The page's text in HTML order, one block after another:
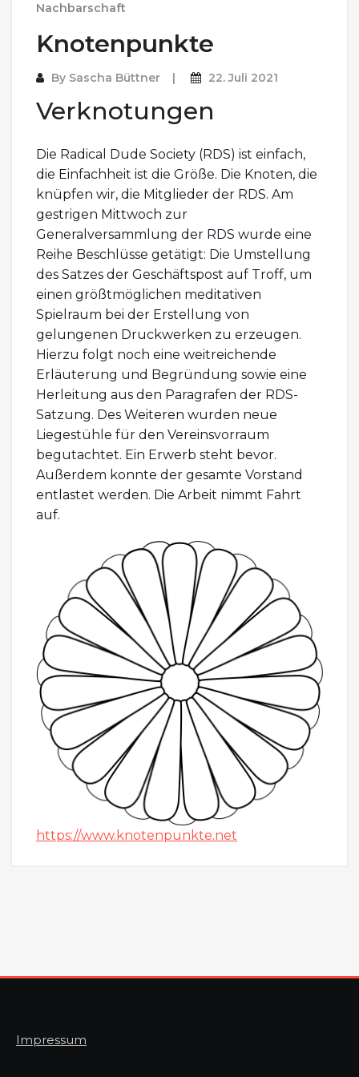
Nachbarschaft
Knotenpunkte
By Sascha Büttner 22. Juli 2021
Verknotungen
Die Radical Dude Society (RDS) ist einfach,
die Einfachheit ist die Größe. Die Knoten, die
knüpfen wir, die Mitglieder der RDS. Am
gestrigen Mittwoch zur
Generalversammlung der RDS wurde eine
Reihe Beschlüsse getätigt: Die Umstellung
des Satzes der Geschäftspost auf Troff, um
einen größtmöglichen meditativen
Spielraum bei der Erstellung von
gelungenen Druckwerken zu erzeugen.
Hierzu folgt noch eine weitreichende
Erläuterung und Begründung sowie eine
Herleitung aus den Paragrafen der RDS-
Satzung. Des Weiteren wurden neue
Liegestühle für den Vereinsvorraum
begutachtet. Ein Erwerb steht bevor.
Außerdem konnte der gesamte Vorstand
entlastet werden. Die Arbeit nimmt Fahrt
auf.
https://www.knotenpunkte.net
Impressum